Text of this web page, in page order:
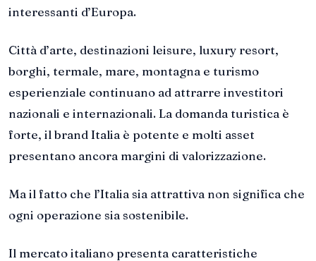
interessanti d’Europa.
Città d’arte, destinazioni leisure, luxury resort,
borghi, termale, mare, montagna e turismo
esperienziale continuano ad attrarre investitori
nazionali e internazionali. La domanda turistica è
forte, il brand Italia è potente e molti asset
presentano ancora margini di valorizzazione.
Ma il fatto che l’Italia sia attrattiva non significa che
ogni operazione sia sostenibile.
Il mercato italiano presenta caratteristiche